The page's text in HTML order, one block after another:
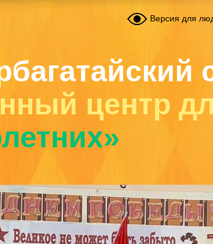
Версия для
центр